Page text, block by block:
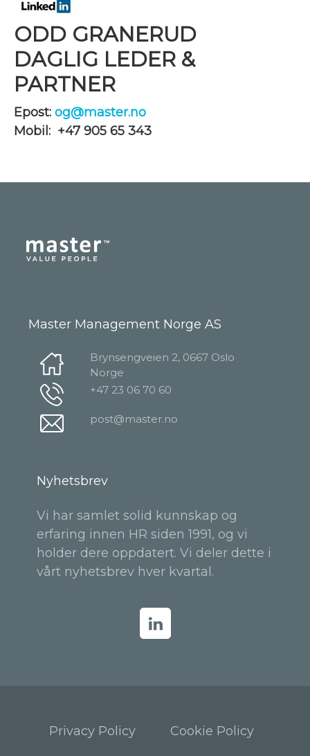
ODD GRANERUD
DAGLIG LEDER &
PARTNER
Epost: og@master.no
Mobil: +47 905 65 343
Master Management Norge AS
Brynsengveien 2, 0667 Oslo
Norge
+47 23 06 70 60
post@master.no
Nyhetsbrev
Vi har samlet solid kunnskap og
erfaring innen HR siden 1991, og vi
holder dere oppdatert. Vi deler dette i
vårt nyhetsbrev hver kvartal.
Privacy Policy Cookie Policy